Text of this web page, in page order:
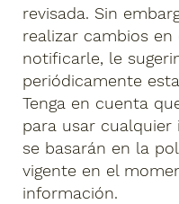
revisada. Sin
realizar cambios
notificarle, le
periódicamente
Tenga en cuenta
para usar
se basarán en la
vigente en el
información.